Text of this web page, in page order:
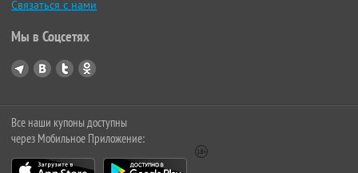
Связаться с нами
Мы в Соцсетях
Все наши купоны доступны
через Мобильное Приложение: